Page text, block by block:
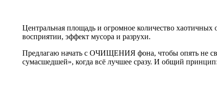
Центральная площадь и огромное количество
восприятии, эффект мусора и разрухи.
Предлагаю начать с ОЧИЩЕНИЯ фона, чтобы опять не
сумасшедшей», когда всё лучшее сразу. И общий